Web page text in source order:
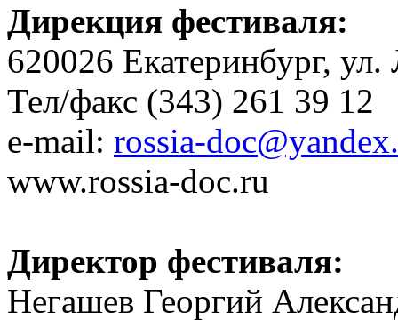
Дирекция фестиваля:
620026 Екатеринбург,
Тел/факс (343) 261 39 12
e-mail: rossia-
www.rossia-doc.ru
Директор фестиваля:
Негашев Георгий